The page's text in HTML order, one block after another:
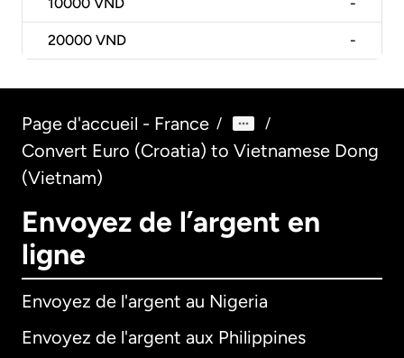
10000 VND -
20000 VND -
Page d'accueil - France / /
Convert Euro (Croatia) to Vietnamese Dong
(Vietnam)
Envoyez de l’argent en
ligne
Envoyez de l'argent au Nigeria
Envoyez de l'argent aux Philippines